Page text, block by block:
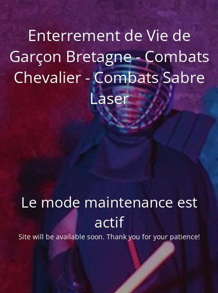
Enterrement de Vie de
Garçon Bretagne - Combats
Chevalier - Combats Sabre
Laser
Le mode maintenance est
actif
Site will be available soon. Thank you for your patience!